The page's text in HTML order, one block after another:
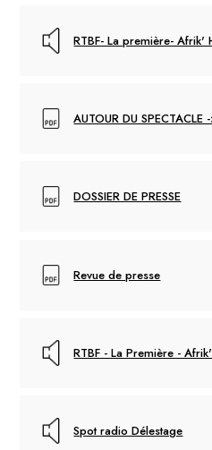
RTBF- La première-
AUTOUR DU
DOSSIER DE PRESSE
Revue de presse
RTBF - La Première -
Spot radio Délestage